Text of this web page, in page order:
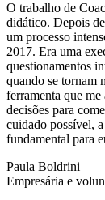
O trabalho de
didático. Depois
um processo
2017. Era uma
questionamentos
quando se tornam
ferramenta que
decisões para
cuidado possível,
fundamental para
Paula Boldrini
Empresária e